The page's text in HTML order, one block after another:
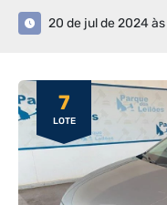
20 de jul de 2024
7
LOTE